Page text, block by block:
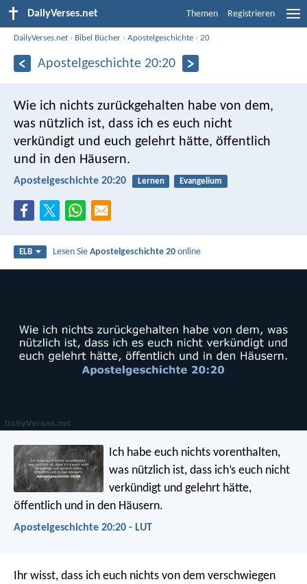
DailyVerses.net Themen Registrieren
DailyVerses.net › Bibel Bücher ›Apostelgeschichte ›20
Apostelgeschichte 20:20
Wie ich nichts zurückgehalten habe von dem,
was nützlich ist, dass ich es euch nicht
verkündigt und euch gelehrt hätte, öffentlich
und in den Häusern.
Apostelgeschichte 20:20 Lernen Evangelium
ELB Lesen SieApostelgeschichte 20 online
Ich habe euch nichts vorenthalten,
was nützlich ist, dass ich’s euch nicht
verkündigt und gelehrt hätte,
öffentlich und in den Häusern.
Apostelgeschichte 20:20 - LUT
Ihr wisst, dass ich euch nichts von dem verschwiegen